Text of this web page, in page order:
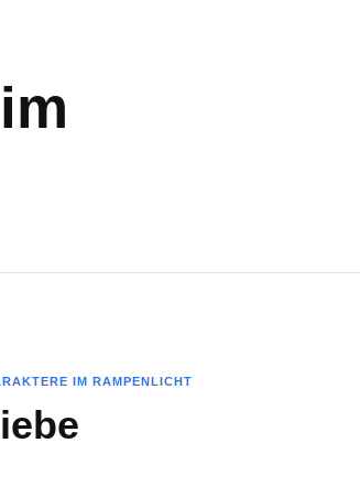
IM RAMPENLICHT